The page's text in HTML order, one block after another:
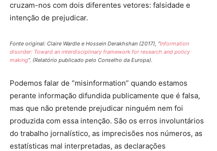
cruzam-nos com dois diferentes vetores: falsidade e
intenção de prejudicar.
Fonte original: Claire Wardle e Hossein Derakhshan (2017), “Information
disorder: Toward an interdisciplinary framework for research and policy
making”. (Relatório publicado pelo Conselho da Europa).
Podemos falar de “misinformation” quando estamos
perante informação difundida publicamente que é falsa,
mas que não pretende prejudicar ninguém nem foi
produzida com essa intenção. São os erros involuntários
do trabalho jornalístico, as imprecisões nos números, as
estatísticas mal interpretadas, as declarações